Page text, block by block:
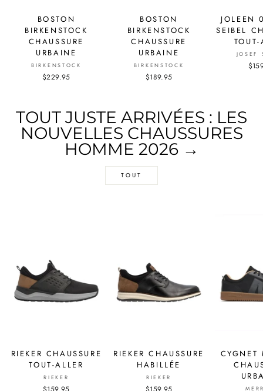
BOSTON
BIRKENSTOCK
CHAUSSURE
URBAINE
BIRKENSTOCK
$229.95
BOSTON
BIRKENSTOCK
CHAUSSURE
URBAINE
BIRKENSTOCK
$189.95
JOLEEN
SEIBEL
JOSEF
TOUT JUSTE ARRIVÉES : LES
NOUVELLES CHAUSSURES
HOMME 2026 →
TOUT
RIEKER CHAUSSURE
TOUT-ALLER
RIEKER
RIEKER CHAUSSURE
HABILLÉE
RIEKER
CYGNET